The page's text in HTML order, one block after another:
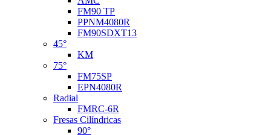
FM90 TP
PPNM4080R
FM90SDXT13
45°
KM
75°
FM75SP
EPN4080R
Radial
FMRC-6R
Fresas Cilíndricas
90°